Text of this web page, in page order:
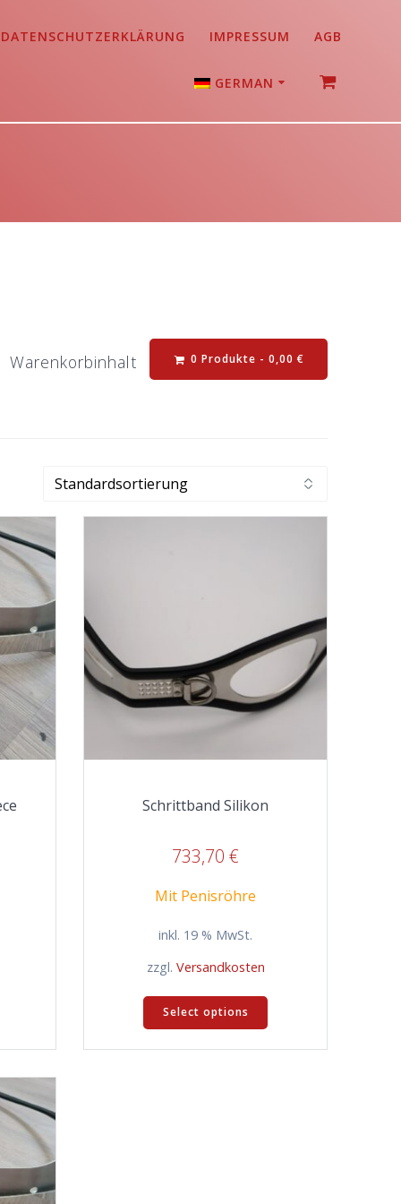
DATENSCHUTZERKLÄRUNG IMPRESSUM AGB
GERMAN
English
Warenkorbinhalt 0 Produkte - 0,00 €
Schrittband Silikon
733,70€
Mit Penisröhre
inkl. 19 % MwSt.
zzgl. Versandkosten
Select options